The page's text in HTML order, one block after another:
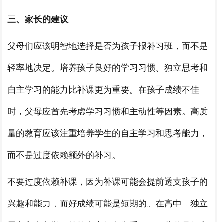
三、家长的建议
父母们应该明智地选择是否为孩子报补习班，而不是
轻率地决定。培养孩子良好的学习习惯、独立思考和
自主学习的能力比补课更为重要。在孩子成绩不佳
时，父母应首先考虑学习习惯和主动性等因素。高质
量的教育应该注重培养学生的自主学习和思考能力，
而不是过度依赖额外的补习。
不要过度依赖补课，因为补课可能会提前透支孩子的
兴趣和能力，而好成绩可能是短期的。在高中，独立